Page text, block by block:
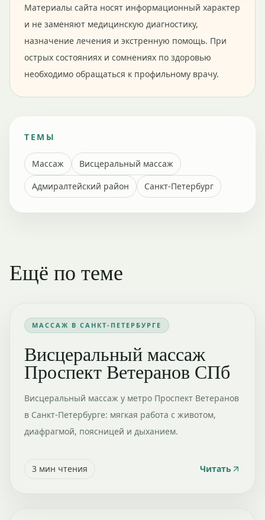
Материалы сайта носят информационный характер
и не заменяют медицинскую диагностику,
назначение лечения и экстренную помощь. При
острых состояниях и сомнениях по здоровью
необходимо обращаться к профильному врачу.
ТЕМЫ
Массаж
Висцеральный массаж
Адмиралтейский район
Санкт-Петербург
Ещё по теме
МАССАЖ В САНКТ-ПЕТЕРБУРГЕ
Висцеральный массаж
Проспект Ветеранов СПб
Висцеральный массаж у метро Проспект Ветеранов
в Санкт-Петербурге: мягкая работа с животом,
диафрагмой, поясницей и дыханием.
3 мин чтения Читать